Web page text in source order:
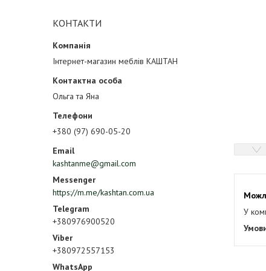
КОНТАКТИ
Інтернет-магазин меблів КАШТАН
Ольга та Яна
+380 (97) 690-05-20
kashtanme@gmail.com
https://m.me/kashtan.com.ua
+380976900520
+380972557153
У